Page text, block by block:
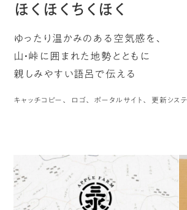
ほくほくちくほく
ゆったり温かみのある空気感を、
山・峠に囲まれた地勢とともに
親しみやすい語呂で伝える
キャッチコピー ロゴ ポータルサイト 更新システ